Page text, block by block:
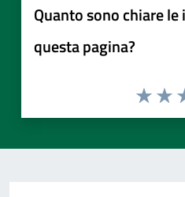
Quanto sono chiare
questa pagina?